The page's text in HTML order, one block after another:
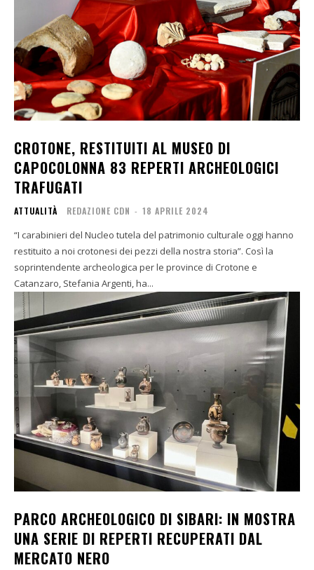
CROTONE, RESTITUITI AL MUSEO DI
CAPOCOLONNA 83 REPERTI ARCHEOLOGICI
TRAFUGATI
ATTUALITÀ REDAZIONE CDN - 18 APRILE 2024
“I carabinieri del Nucleo tutela del patrimonio culturale oggi hanno
restituito a noi crotonesi dei pezzi della nostra storia”. Così la
soprintendente archeologica per le province di Crotone e
Catanzaro, Stefania Argenti, ha...
PARCO ARCHEOLOGICO DI SIBARI: IN MOSTRA
UNA SERIE DI REPERTI RECUPERATI DAL
MERCATO NERO